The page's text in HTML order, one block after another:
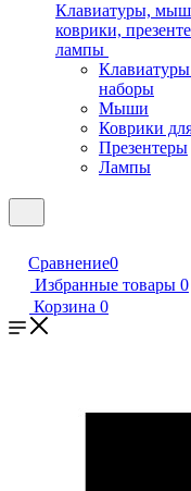
Клавиатуры,
коврики,
лампы
наборы
Мыши
Коврики
Презентеры
Лампы
Сравнение0
Избранные товары 0
Корзина 0